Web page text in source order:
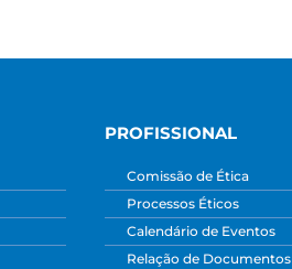
PROFISSIONAL
Comissão de Ética
Processos Éticos
Calendário de Eventos
Relação de Documentos